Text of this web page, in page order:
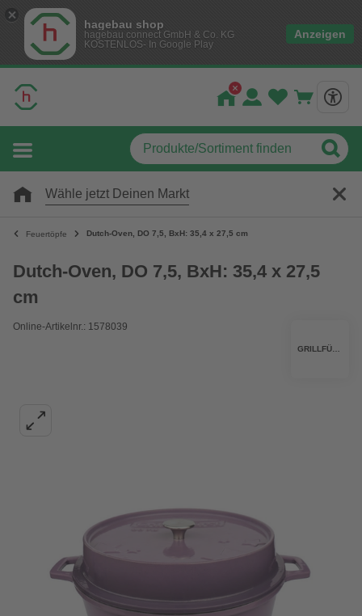
hagebau shop
hagebau connect GmbH & Co. KG
KOSTENLOS- In Google Play
Anzeigen
Wähle jetzt Deinen Markt
Feuertöpfe Dutch-Oven, DO 7,5, BxH: 35,4 x 27,5 cm
Dutch-Oven, DO 7,5, BxH: 35,4 x 27,5
cm
Online-Artikelnr.: 1578039